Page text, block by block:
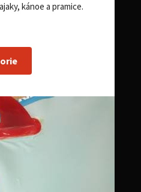
kánoe a pramice.